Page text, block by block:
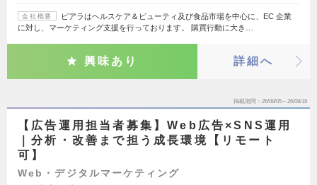
会社概要
ピアラはヘルスケア＆ビューティ及び食品市場を中心に、EC 企業
に対し、マーケティング支援を行っております。 購買行動に大き…
興味あり 詳細へ
掲載期間 26/08/05～26/08/18
【広告運用担当者募集】Web広告×SNS運用
｜分析・改善まで担う成長環境【リモート
可】
Web・デジタルマーケティング